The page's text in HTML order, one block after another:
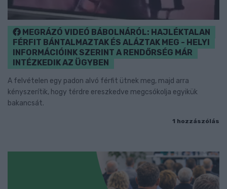
MEGRÁZÓ VIDEÓ BÁBOLNÁRÓL: HAJLÉKTALAN
FÉRFIT BÁNTALMAZTAK ÉS ALÁZTAK MEG - HELYI
INFORMÁCIÓINK SZERINT A RENDŐRSÉG MÁR
INTÉZKEDIK AZ ÜGYBEN
A felvételen egy padon alvó férfit ütnek meg, majd arra
kényszerítik, hogy térdre ereszkedve megcsókolja egyikük
bakancsát.
1 hozzászólás